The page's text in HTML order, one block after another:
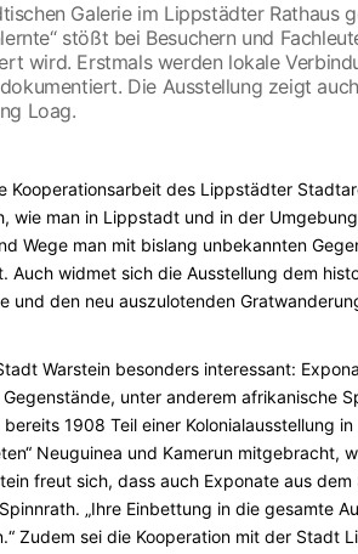
Galerie im Lippstädter Rathaus
stößt bei Besuchern und
wird. Erstmals werden lokale
Die Ausstellung zeigt
Loag.
Kooperationsarbeit des Lippstädter
wie man in Lippstadt und in der
Wege man mit bislang unbekannten
Auch widmet sich die Ausstellung dem
und den neu auszulotenden
Warstein besonders interessant:
unter anderem afrikanische
1908 Teil einer Kolonialausstellung
Neuguinea und Kamerun mitgebracht,
freut sich, dass auch Exponate aus
„Ihre Einbettung in die gesamte
Zudem sei die Kooperation mit der Stadt